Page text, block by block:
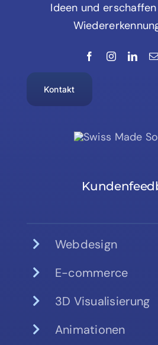
Ideen und
Kontakt
Webdesign
E-commerce
3D Visualisierung
Animationen